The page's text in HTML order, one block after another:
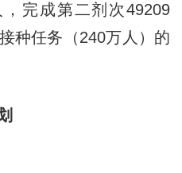
，完成第二剂次49209
种任务（240万人）的